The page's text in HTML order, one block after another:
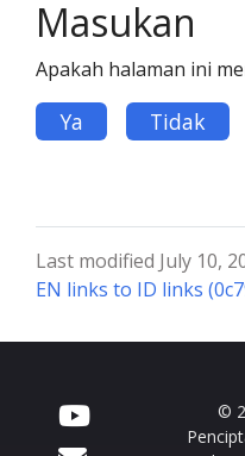
Masukan
Apakah halaman ini
Ya Tidak
Last modified July 10,
EN links to ID links
©